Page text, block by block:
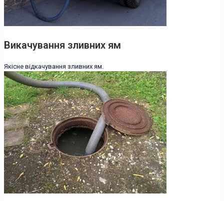
Викачування зливних ям
Якісне відкачування зливних ям.